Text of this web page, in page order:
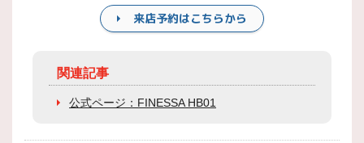
来店予約はこちらから
関連記事
公式ページ：FINESSA HB01